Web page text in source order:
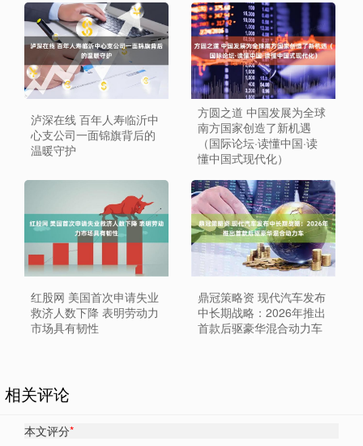
泸深在线 百年人寿临沂中
心支公司一面锦旗背后的
温暖守护
方圆之道 中国发展为全球
南方国家创造了新机遇
（国际论坛·读懂中国·读
懂中国式现代化）
红股网 美国首次申请失业
救济人数下降 表明劳动力
市场具有韧性
鼎冠策略资 现代汽车发布
中长期战略：2026年推出
首款后驱豪华混合动力车
相关评论
本文评分*